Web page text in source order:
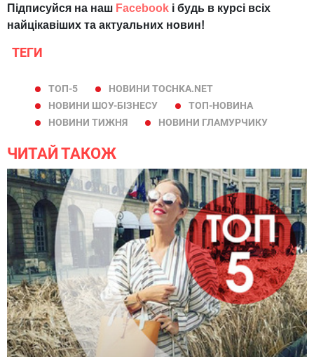
Підписуйся на наш Facebook і будь в курсі всіх
найцікавіших та актуальних новин!
ТЕГИ
ТОП-5
НОВИНИ TOCHKA.NET
НОВИНИ ШОУ-БІЗНЕСУ
ТОП-НОВИНА
НОВИНИ ТИЖНЯ
НОВИНИ ГЛАМУРЧИКУ
ЧИТАЙ ТАКОЖ